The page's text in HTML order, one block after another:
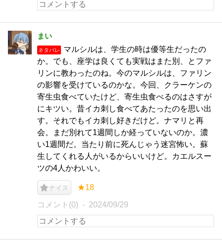
まい
ネタバレ
マルシルは、学生の時は優等生だったの
か。でも、座学は良くても実戦はまた別、とファ
リンに教わったのね。今のマルシルは、ファリン
の影響を受けているのかな。今回、クラーケンの
寄生虫食べていたけど、寄生虫食べるのはさすが
にキツい。昔イカ刺し食べてあたったのを思い出
す。それでもイカ刺し好きだけど。ナマリと再
会。まだ別れて1週間しか経っていないのか。濃
い1週間だ。当たり前に死んじゃう迷宮怖い。蘇
生してくれる人がいるからいいけど。カエルスー
ツの4人かわいい。
ナイス ★18
コメント(0) 2024/09/29